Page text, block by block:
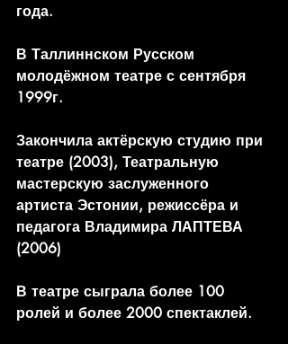
года.
В Таллиннском Русском
молодёжном театре с сентября
1999г.
Закончила актёрскую студию при
театре (2003), Театральную
мастерскую заслуженного
артиста Эстонии, режиссёра и
педагога Владимира ЛАПТЕВА
(2006)
В театре сыграла более 100
ролей и более 2000 спектаклей.